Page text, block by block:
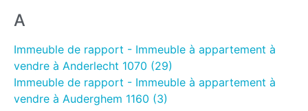
A
Immeuble de rapport - Immeuble à appartement à
vendre à Anderlecht 1070 (29)
Immeuble de rapport - Immeuble à appartement à
vendre à Auderghem 1160 (3)